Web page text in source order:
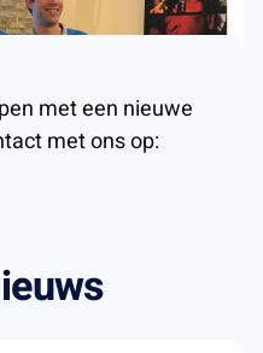
met een nieuwe
met ons op: